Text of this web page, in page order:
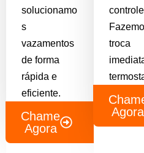
solucionamo
s
vazamentos
de forma
rápida e
eficiente.
Chame
Agora
troca
Agora